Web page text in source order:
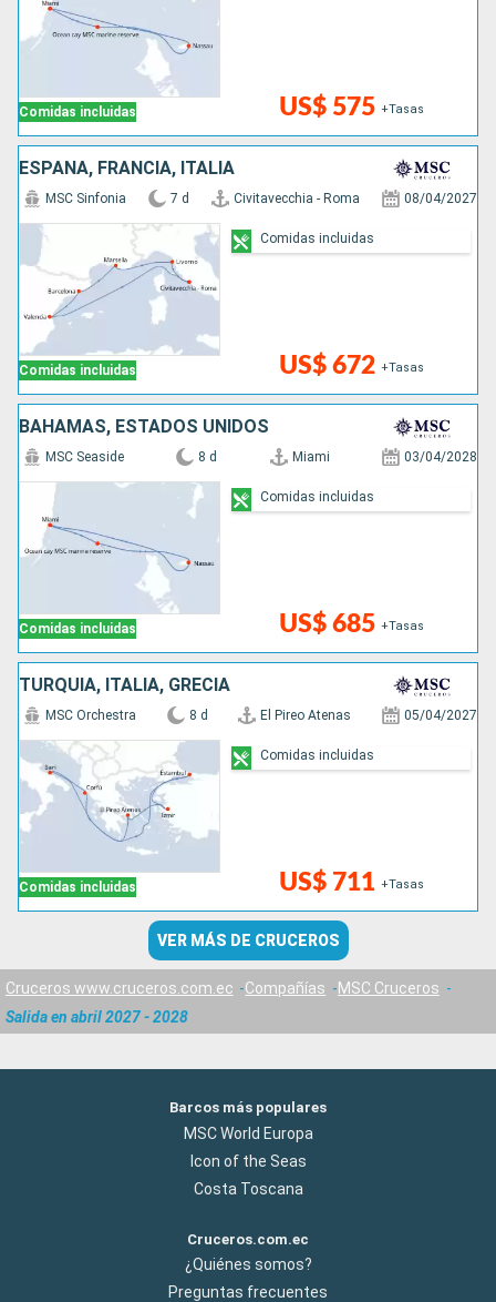
Comidas incluidas US$ 575 +Tasas
ESPAÑA, FRANCIA, ITALIA
Comidas incluidas
MSC Sinfonia 7 d Civitavecchia - Roma 08/04/2027
US$ 672 +Tasas
Comidas incluidas
BAHAMAS, ESTADOS UNIDOS
Comidas incluidas
MSC Seaside 8 d Miami 03/04/2028
US$ 685 +Tasas
Comidas incluidas
TURQUÍA, ITALIA, GRECIA
Comidas incluidas
MSC Orchestra 8 d El Pireo Atenas 05/04/2027
US$ 711 +Tasas
Comidas incluidas
VER MÁS DE CRUCEROS
Cruceros www.cruceros.com.ec Compañías
MSC Cruceros
Salida en abril 2027 - 2028
Barcos más populares
MSC World Europa
Icon of the Seas
Costa Toscana
Cruceros.com.ec
¿Quiénes somos?
Preguntas frecuentes